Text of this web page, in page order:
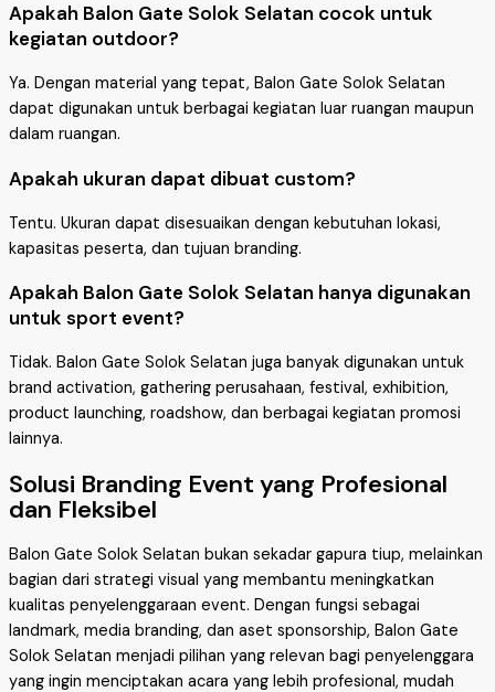
Apakah Balon Gate Solok Selatan cocok untuk
kegiatan outdoor?
Ya. Dengan material yang tepat, Balon Gate Solok Selatan
dapat digunakan untuk berbagai kegiatan luar ruangan maupun
dalam ruangan.
Apakah ukuran dapat dibuat custom?
Tentu. Ukuran dapat disesuaikan dengan kebutuhan lokasi,
kapasitas peserta, dan tujuan branding.
Apakah Balon Gate Solok Selatan hanya digunakan
untuk sport event?
Tidak. Balon Gate Solok Selatan juga banyak digunakan untuk
brand activation, gathering perusahaan, festival, exhibition,
product launching, roadshow, dan berbagai kegiatan promosi
lainnya.
Solusi Branding Event yang Profesional
dan Fleksibel
Balon Gate Solok Selatan bukan sekadar gapura tiup, melainkan
bagian dari strategi visual yang membantu meningkatkan
kualitas penyelenggaraan event. Dengan fungsi sebagai
landmark, media branding, dan aset sponsorship, Balon Gate
Solok Selatan menjadi pilihan yang relevan bagi penyelenggara
yang ingin menciptakan acara yang lebih profesional, mudah